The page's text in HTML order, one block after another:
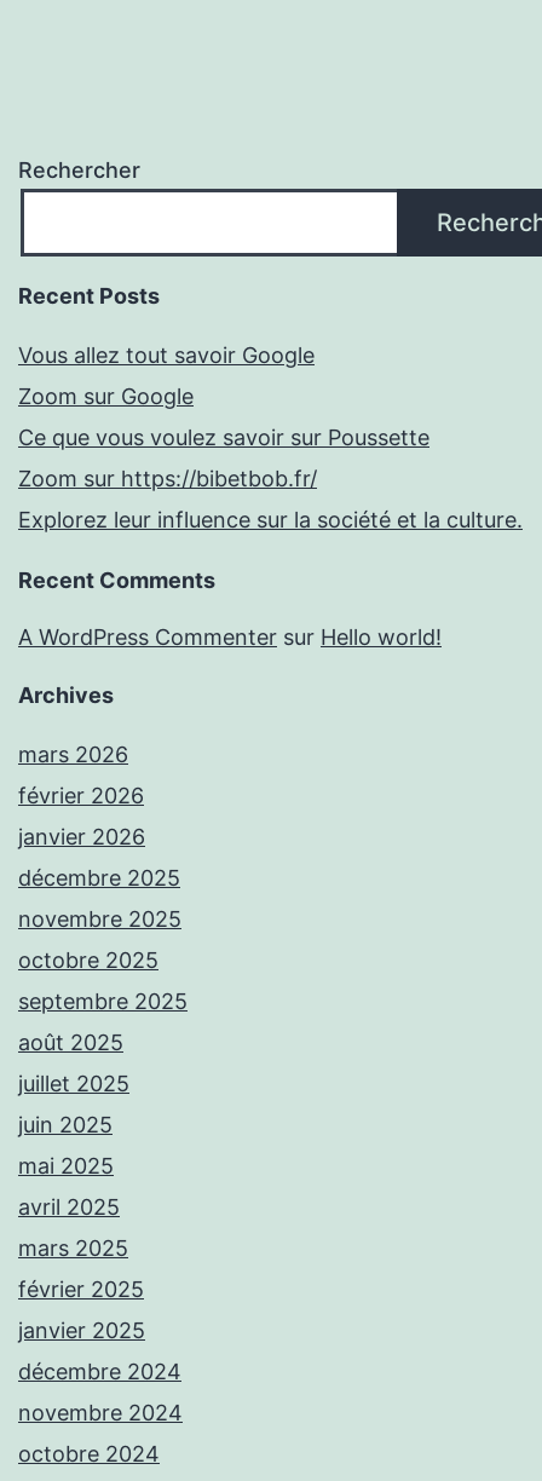
Rechercher
Recent Posts
Vous allez tout savoir Google
Zoom sur Google
Ce que vous voulez savoir sur Poussette
Zoom sur https://bibetbob.fr/
Explorez leur influence sur la société et la culture.
Recent Comments
A WordPress Commenter sur Hello world!
Archives
mars 2026
février 2026
janvier 2026
décembre 2025
novembre 2025
octobre 2025
septembre 2025
août 2025
juillet 2025
juin 2025
mai 2025
avril 2025
mars 2025
février 2025
janvier 2025
décembre 2024
novembre 2024
octobre 2024